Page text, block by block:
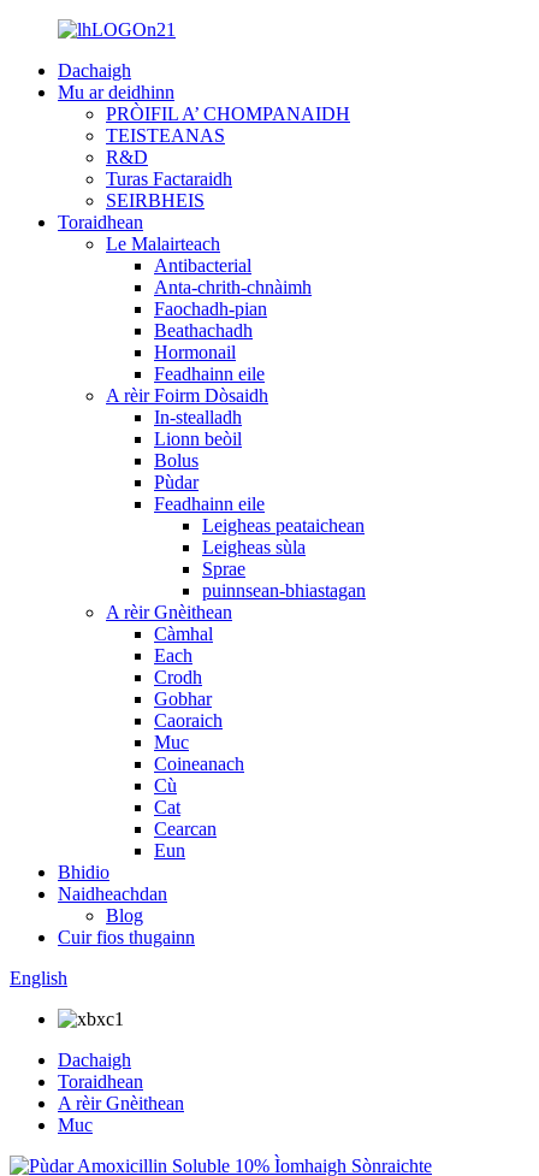
Dachaigh
Mu ar deidhinn
PRÒIFIL A’ CHOMPANAIDH
TEISTEANAS
R&D
Turas Factaraidh
SEIRBHEIS
Toraidhean
Le Malairteach
Antibacterial
Anta-chrith-chnàimh
Faochadh-pian
Beathachadh
Hormonail
Feadhainn eile
A rèir Foirm Dòsaidh
In-stealladh
Lionn beòil
Bolus
Pùdar
Feadhainn eile
Leigheas peataichean
Leigheas sùla
Sprae
puinnsean-bhiastagan
A rèir Gnèithean
Càmhal
Each
Crodh
Gobhar
Caoraich
Muc
Coineanach
Cù
Cat
Cearcan
Eun
Bhidio
Naidheachdan
Blog
Cuir fios thugainn
English
Dachaigh
Toraidhean
A rèir Gnèithean
Muc